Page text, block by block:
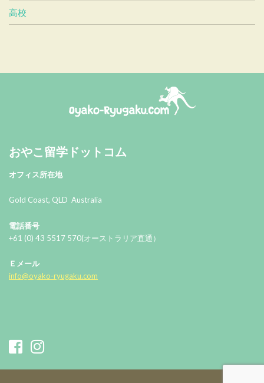
高校
おやこ留学ドットコム
オフィス所在地
Gold Coast, QLD Australia
電話番号
+61 (0) 43 5517 570(オーストラリア直通）
Ｅメール
info@oyako-ryugaku.com